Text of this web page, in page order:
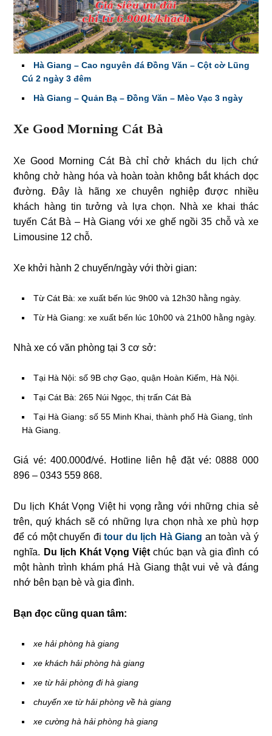
Hà Giang – Cao nguyên đá Đồng Văn – Cột cờ Lũng
Cú 2 ngày 3 đêm
Hà Giang – Quản Bạ – Đồng Văn – Mèo Vạc 3 ngày
Xe Good Morning Cát Bà
Xe Good Morning Cát Bà chỉ chở khách du lịch chứ
không chở hàng hóa và hoàn toàn không bắt khách dọc
đường. Đây là hãng xe chuyên nghiệp được nhiều
khách hàng tin tưởng và lựa chọn. Nhà xe khai thác
tuyến Cát Bà – Hà Giang với xe ghế ngồi 35 chỗ và xe
Limousine 12 chỗ.
Xe khởi hành 2 chuyến/ngày với thời gian:
Từ Cát Bà: xe xuất bến lúc 9h00 và 12h30 hằng ngày.
Từ Hà Giang: xe xuất bến lúc 10h00 và 21h00 hằng ngày.
Nhà xe có văn phòng tại 3 cơ sở:
Tại Hà Nội: số 9B chợ Gạo, quận Hoàn Kiếm, Hà Nội.
Tại Cát Bà: 265 Núi Ngọc, thị trấn Cát Bà
Tại Hà Giang: số 55 Minh Khai, thành phố Hà Giang, tỉnh
Hà Giang.
Giá vé: 400.000đ/vé. Hotline liên hệ đặt vé: 0888 000
896 – 0343 559 868.
Du lịch Khát Vọng Việt hi vọng rằng với những chia sẻ
trên, quý khách sẽ có những lựa chọn nhà xe phù hợp
để có một chuyến đitour du lịch Hà Giang an toàn và ý
nghĩa. Du lịch Khát Vọng Việtchúc bạn và gia đình có
một hành trình khám phá Hà Giang thật vui vẻ và đáng
nhớ bên bạn bè và gia đình.
Bạn đọc cũng quan tâm:
xe hải phòng hà giang
xe khách hải phòng hà giang
xe từ hải phòng đi hà giang
chuyến xe từ hải phòng về hà giang
xe cường hà hải phòng hà giang